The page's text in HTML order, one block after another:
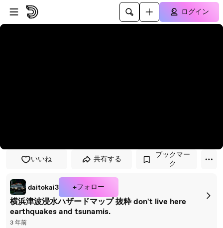
プレイヤーにスキップ
メインコンテンツにスキップ
ログイン
いいね 共有する
ブックマー
ク
daitokai3 +フォロー
横浜津波浸水ハザードマップ 抜粋 don't live here
earthquakes and tsunamis.
3 年前